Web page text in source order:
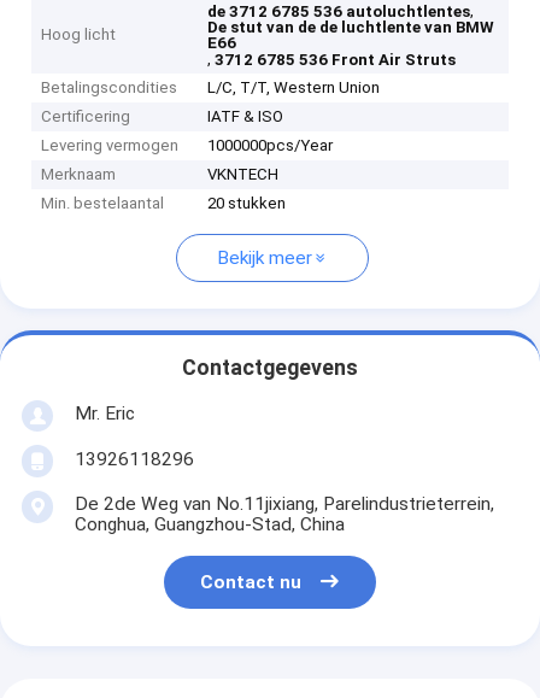
Hoog licht
de 3712 6785 536 autoluchtlentes,
De stut van de de luchtlente van BMW
E66
,3712 6785 536 Front Air Struts
Betalingscondities
L/C, T/T, Western Union
Certificering
IATF & ISO
Levering vermogen
1000000pcs/Year
Merknaam
VKNTECH
Min. bestelaantal
20 stukken
Bekijk meer
Contactgegevens
Mr. Eric
13926118296
De 2de Weg van No.11jixiang, Parelindustrieterrein,
Conghua, Guangzhou-Stad, China
Contact nu